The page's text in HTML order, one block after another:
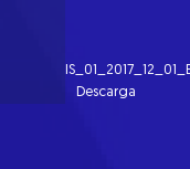
Descarga